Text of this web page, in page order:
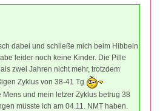
dabei und schließe mich beim Hibbeln
leider noch keine Kinder. Die Pille
zwei Jahren nicht mehr, trotzdem
Zyklus von 38-41 Tg
Mens und mein letzer Zyklus betrug 38
müsste ich am 04.11. NMT haben.